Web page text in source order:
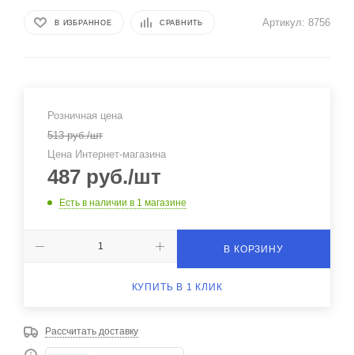
В ИЗБРАННОЕ СРАВНИТЬ Артикул: 8756
Розничная цена
513руб./шт
Цена Интернет-магазина
487 руб./шт
Есть в наличии в 1 магазине
В КОРЗИНУ
КУПИТЬ В 1 КЛИК
Рассчитать доставку